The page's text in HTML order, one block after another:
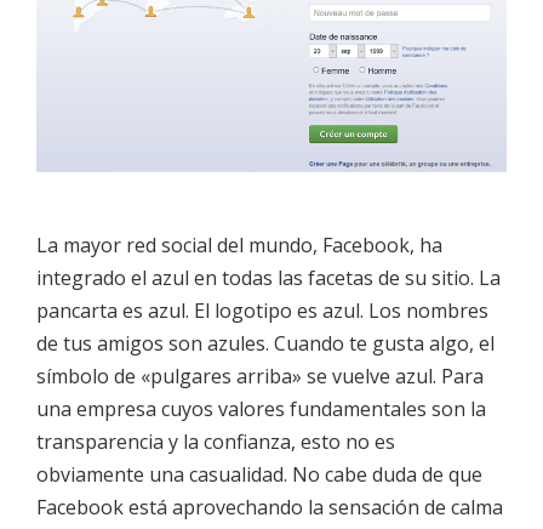
La mayor red social del mundo, Facebook, ha
integrado el azul en todas las facetas de su sitio. La
pancarta es azul. El logotipo es azul. Los nombres
de tus amigos son azules. Cuando te gusta algo, el
símbolo de «pulgares arriba» se vuelve azul. Para
una empresa cuyos valores fundamentales son la
transparencia y la confianza, esto no es
obviamente una casualidad. No cabe duda de que
Facebook está aprovechando la sensación de calma